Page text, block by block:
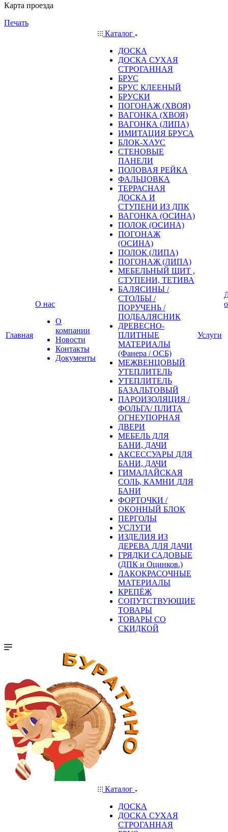
Карта проезда
Печать
Главная
О нас
О
компании
Новости
Контакты
Документы
Каталог
ДОСКА
ДОСКА СУХАЯ
СТРОГАННАЯ
БРУС
БРУС КЛЕЕНЫЙ
БРУСКИ
ПОГОНАЖ (ХВОЯ)
ВАГОНКА (ХВОЯ)
ВАГОНКА (ЛИПА)
ИМИТАЦИЯ БРУСА
БЛОК-ХАУС
СТЕНОВЫЕ
ПАНЕЛИ
ПОЛОВАЯ РЕЙКА
ФАЛЬЦОВКА
ТЕРРАСНАЯ
ДОСКА И
СТУПЕНИ ИЗ ДПК
ВАГОНКА (ОСИНА)
ПОЛОК (ОСИНА)
ПОГОНАЖ
(ОСИНА)
ПОЛОК (ЛИПА)
ПОГОНАЖ (ЛИПА)
МЕБЕЛЬНЫЙ ЩИТ ,
СТУПЕНИ, ТЕТИВА
БАЛЯСИНЫ /
СТОЛБЫ /
ПОРУЧЕНЬ /
ПОДБАЛЯСНИК
ДРЕВЕСНО-
ПЛИТНЫЕ
МАТЕРИАЛЫ
(Фанера / ОСБ)
МЕЖВЕНЦОВЫЙ
УТЕПЛИТЕЛЬ
УТЕПЛИТЕЛЬ
БАЗАЛЬТОВЫЙ
ПАРОИЗОЛЯЦИЯ /
ФОЛЬГА/ ПЛИТА
ОГНЕУПОРНАЯ
ДВЕРИ
МЕБЕЛЬ ДЛЯ
БАНИ, ДАЧИ
АКСЕССУАРЫ ДЛЯ
БАНИ, ДАЧИ
ГИМАЛАЙСКАЯ
СОЛЬ, КАМНИ ДЛЯ
БАНИ
ФОРТОЧКИ /
ОКОННЫЙ БЛОК
ПЕРГОЛЫ
УСЛУГИ
ИЗДЕЛИЯ ИЗ
ДЕРЕВА ДЛЯ ДАЧИ
ГРЯДКИ САДОВЫЕ
(ДПК и Оцинков.)
ЛАКОКРАСОЧНЫЕ
МАТЕРИАЛЫ
КРЕПЁЖ
СОПУТСТВУЮЩИЕ
ТОВАРЫ
ТОВАРЫ СО
СКИДКОЙ
Услуги
Каталог
ДОСКА
ДОСКА СУХАЯ
СТРОГАННАЯ